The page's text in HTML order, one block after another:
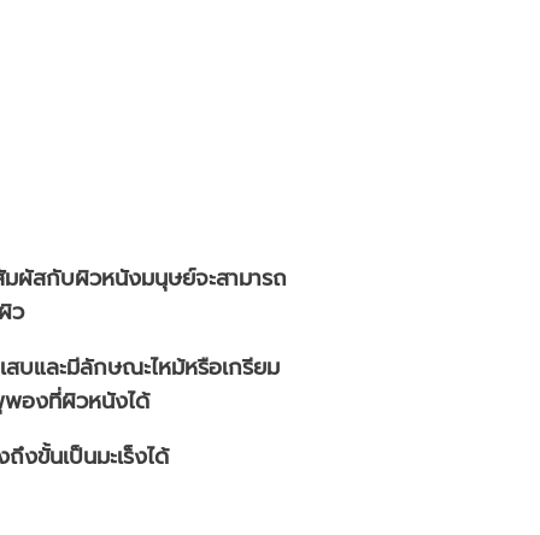
ผัสกับผิวหนังมนุษย์จะสามารถ
ว
บและมีลักษณะไหม้หรือเกรียม
พองที่ผิวหนังได้
งขั้นเป็นมะเร็งได้